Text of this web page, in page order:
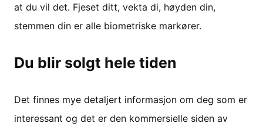
at du vil det. Fjeset ditt, vekta di, høyden din,
stemmen din er alle biometriske markører.
Du blir solgt hele tiden
Det finnes mye detaljert informasjon om deg som er
interessant og det er den kommersielle siden av